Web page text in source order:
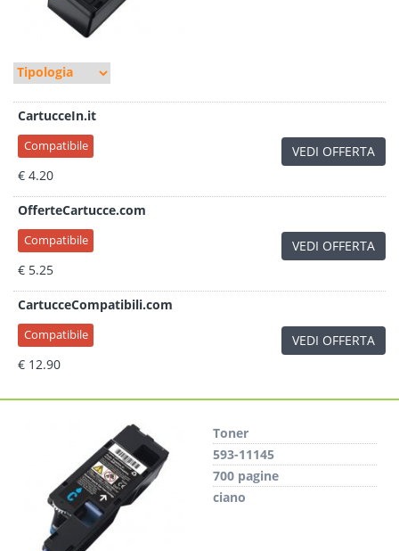
CartucceIn.it
Compatibile
€ 4.20
VEDI OFFERTA
OfferteCartucce.com
Compatibile
€ 5.25
VEDI OFFERTA
CartucceCompatibili.com
Compatibile
€ 12.90
VEDI OFFERTA
Toner
593-11145
700 pagine
ciano